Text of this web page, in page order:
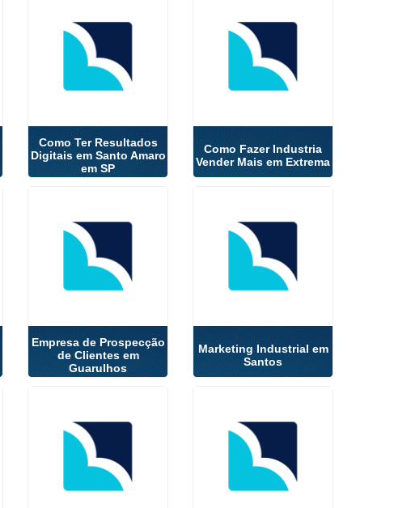
Como Ter Resultados
Digitais em Santo Amaro
em SP
Como Fazer Industria
Vender Mais em Extrema
Empresa de Prospecção
de Clientes em
Guarulhos
Marketing Industrial em
Santos